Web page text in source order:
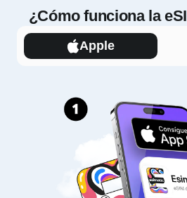
¿Cómo funciona la
Apple